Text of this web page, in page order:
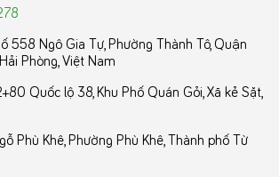
558 Ngô Gia Tự, Phường Thành Tô, Quận
Phòng, Việt Nam
Quốc lộ 38, Khu Phố Quán Gỏi, Xã kẻ Sặt,
Phù Khê, Phường Phù Khê, Thành phố Từ